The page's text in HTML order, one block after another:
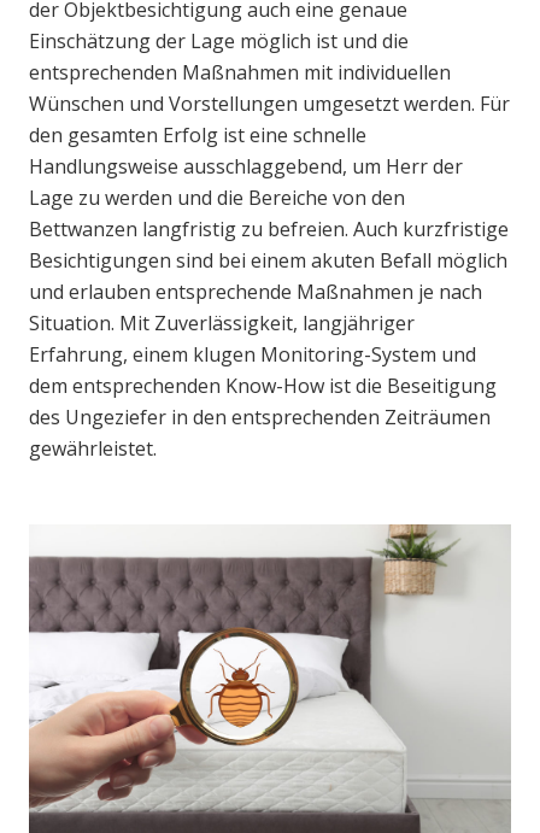
der Objektbesichtigung auch eine genaue
Einschätzung der Lage möglich ist und die
entsprechenden Maßnahmen mit individuellen
Wünschen und Vorstellungen umgesetzt werden. Für
den gesamten Erfolg ist eine schnelle
Handlungsweise ausschlaggebend, um Herr der
Lage zu werden und die Bereiche von den
Bettwanzen langfristig zu befreien. Auch kurzfristige
Besichtigungen sind bei einem akuten Befall möglich
und erlauben entsprechende Maßnahmen je nach
Situation. Mit Zuverlässigkeit, langjähriger
Erfahrung, einem klugen Monitoring-System und
dem entsprechenden Know-How ist die Beseitigung
des Ungeziefer in den entsprechenden Zeiträumen
gewährleistet.